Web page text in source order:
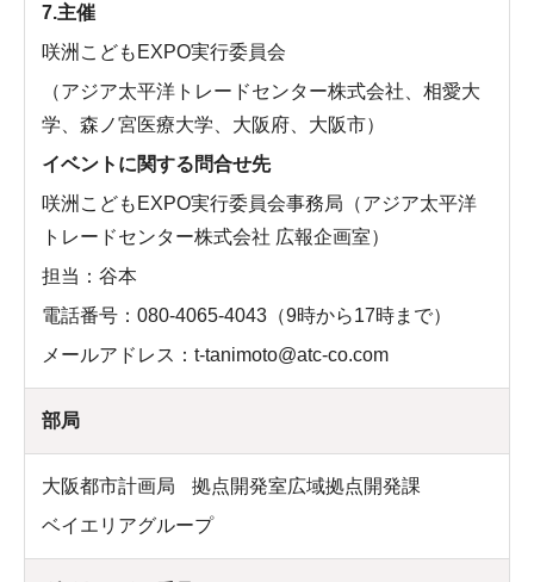
7.主催
咲洲こどもEXPO実行委員会
（アジア太平洋トレードセンター株式会社、相愛大
学、森ノ宮医療大学、大阪府、大阪市）
イベントに関する問合せ先
咲洲こどもEXPO実行委員会事務局（アジア太平洋
トレードセンター株式会社 広報企画室）
担当：谷本
電話番号：080-4065-4043（9時から17時まで）
メールアドレス：t-tanimoto@atc-co.com
部局
大阪都市計画局
拠点開発室広域拠点開発課
ベイエリアグループ